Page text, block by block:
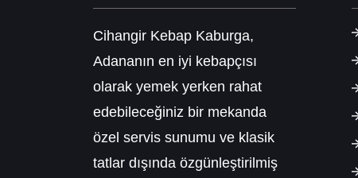
Cihangir Kebap Kaburga,
Adananın en iyi kebapçısı
olarak yemek yerken rahat
edebileceğiniz bir mekanda
özel servis sunumu ve klasik
tatlar dışında özgünleştirilmiş